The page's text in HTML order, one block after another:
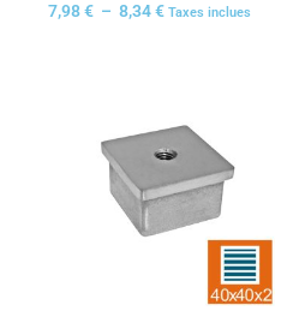
7,98€ – 8,34€ Taxes inclues